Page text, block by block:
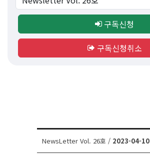
구독신청
구독신청취소
NewsLetter Vol. 26호 / 2023-04-10